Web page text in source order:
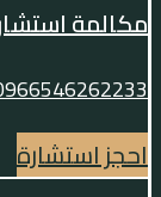
مكالمة
احجز استشارة